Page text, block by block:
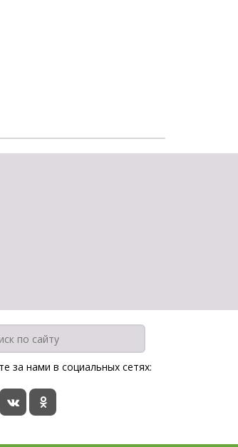
за нами в социальных сетях: